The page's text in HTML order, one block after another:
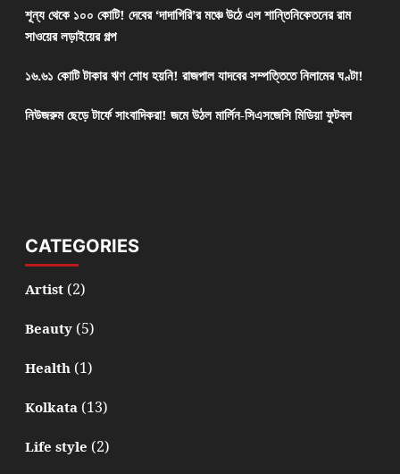
শূন্য থেকে ১০০ কোটি! দেবের ‘দাদাগিরি’র মঞ্চে উঠে এল শান্তিনিকেতনের রাম
সাওয়ের লড়াইয়ের গল্প
১৬.৬১ কোটি টাকার ঋণ শোধ হয়নি! রাজপাল যাদবের সম্পত্তিতে নিলামের ঘণ্টা!
নিউজরুম ছেড়ে টার্ফে সাংবাদিকরা! জমে উঠল মার্লিন-সিএসজেসি মিডিয়া ফুটবল
CATEGORIES
Artist(2)
Beauty(5)
Health(1)
Kolkata(13)
Life style (2)